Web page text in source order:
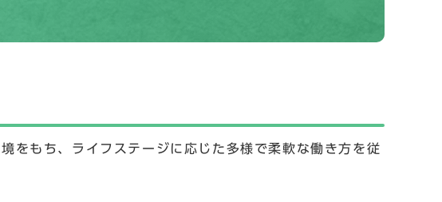
をもち、ライフステージに応じた多様で柔軟な働き方を従